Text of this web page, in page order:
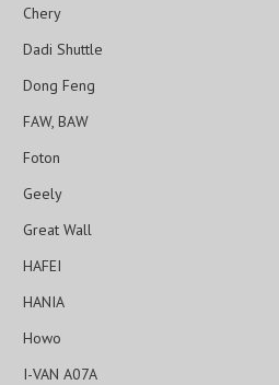
Chery
Dadi Shuttle
Dong Feng
FAW, BAW
Foton
Geely
Great Wall
HAFEI
HANIA
Howo
I-VAN A07A